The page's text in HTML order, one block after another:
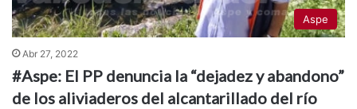
Aspe
Abr 27, 2022
#Aspe: El PP denuncia la “dejadez y abandono”
de los aliviaderos del alcantarillado del río